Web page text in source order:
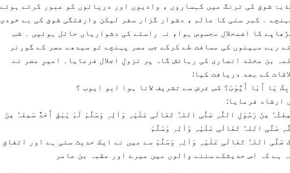
شوق کی ترنگ میں کہساروں ، وادیوں اور دریائوں کو عبور کرتے ہوئے
۔ کبر سنی کا عالم ، دشوار گزار سفر لیکن وارفتگی شوق کی بے خودی
کا اضمحلال محسوس ہوا، نہ راستے کی دشواریاں حائل ہوئیں ۔ شب
رہے مہینوں کی مسافت طے کرکے جب مصر پہنچے تو سیدھے مصر کے گورنر
بن مخلد انصاری کی رہائش گاہ پر نزولِ اجلال فرمایا۔ امیرِ مصر نے
کے بعد دریافت کیا:
بِکَ یَا أَبَا أَیُّوْبَ؟ کس غرض سے تشریف لانا ہوا ابو ایوب ؟
ارشاد فرمایا:
مِنْ رَسُوْلِ اللَّہِ صَلَّی اللہُ تَعَالٰی عَلَیْہِ وَاٰلِہٖ وَسَلَّمَ لَمْ یَبْقَ أَحَدٌ سَمِعَہُ مِنْ
صَلَّی اللہُ تَعَالٰی عَلَیْہِ وَاٰلِہٖ وَسَلَّمَ
صَلَّی اللہُ تَعَالٰی عَلَیْہِ وَاٰلِہٖ وَسَلَّمَ سے میں نے ایک حدیث سنی ہے اور اتفاق
ہے کہ اس حدیثکے سننے والوں میں میرے اور عقبہ بن عامر